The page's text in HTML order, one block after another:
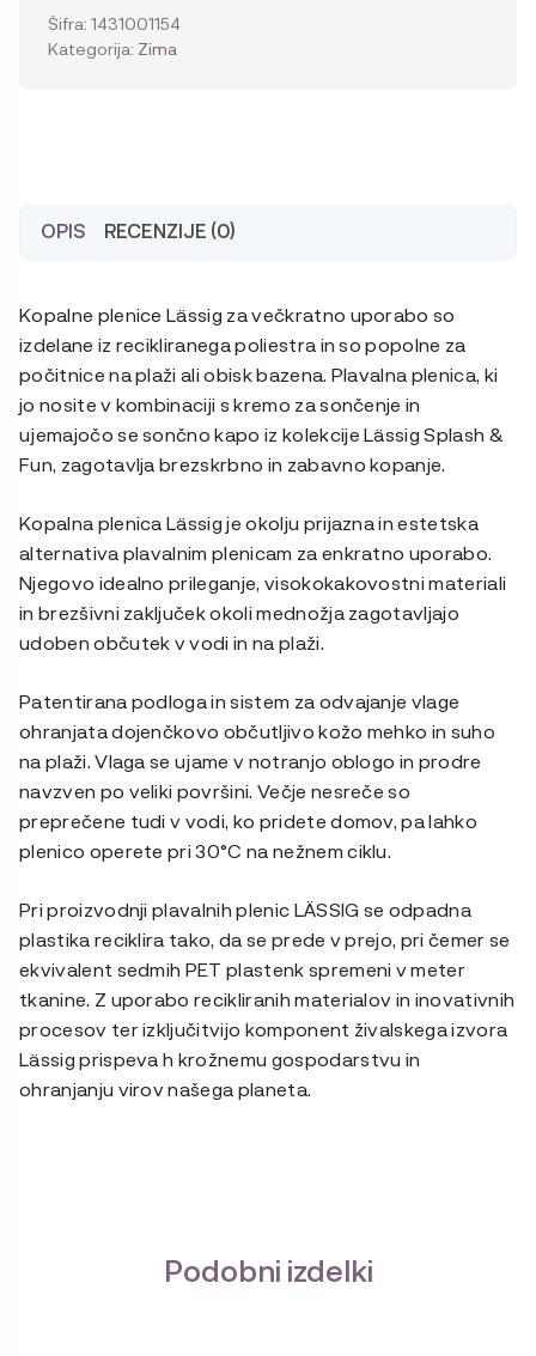
nature
količina
Šifra: 1431001154
Kategorija: Zima
OPIS RECENZIJE (0)
Kopalne plenice Lässig za večkratno uporabo so
izdelane iz recikliranega poliestra in so popolne za
počitnice na plaži ali obisk bazena. Plavalna plenica, ki
jo nosite v kombinaciji s kremo za sončenje in
ujemajočo se sončno kapo iz kolekcije Lässig Splash &
Fun, zagotavlja brezskrbno in zabavno kopanje.
Kopalna plenica Lässig je okolju prijazna in estetska
alternativa plavalnim plenicam za enkratno uporabo.
Njegovo idealno prileganje, visokokakovostni materiali
in brezšivni zaključek okoli mednožja zagotavljajo
udoben občutek v vodi in na plaži.
Patentirana podloga in sistem za odvajanje vlage
ohranjata dojenčkovo občutljivo kožo mehko in suho
na plaži. Vlaga se ujame v notranjo oblogo in prodre
navzven po veliki površini. Večje nesreče so
preprečene tudi v vodi, ko pridete domov, pa lahko
plenico operete pri 30°C na nežnem ciklu.
Pri proizvodnji plavalnih plenic LÄSSIG se odpadna
plastika reciklira tako, da se prede v prejo, pri čemer se
ekvivalent sedmih PET plastenk spremeni v meter
tkanine. Z uporabo recikliranih materialov in inovativnih
procesov ter izključitvijo komponent živalskega izvora
Lässig prispeva h krožnemu gospodarstvu in
ohranjanju virov našega planeta.
Podobni izdelki